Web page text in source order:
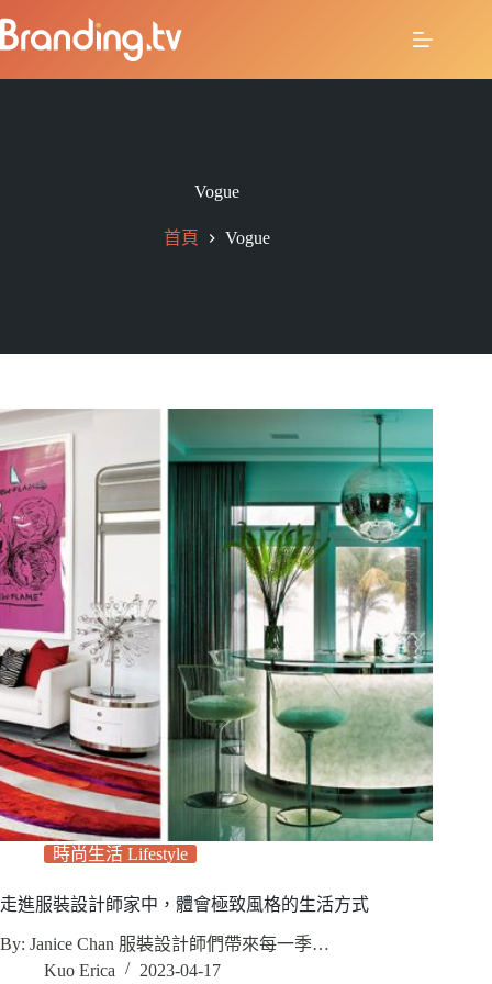
Vogue
首頁 Vogue
時尚生活 Lifestyle
走進服裝設計師家中，體會極致風格的生活方式
By: Janice Chan 服裝設計師們帶來每一季…
Kuo Erica
2023-04-17